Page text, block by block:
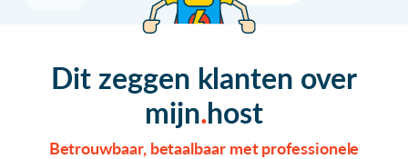
Dit zeggen klanten over
mijn host
Betrouwbaar, betaalbaar met professionele